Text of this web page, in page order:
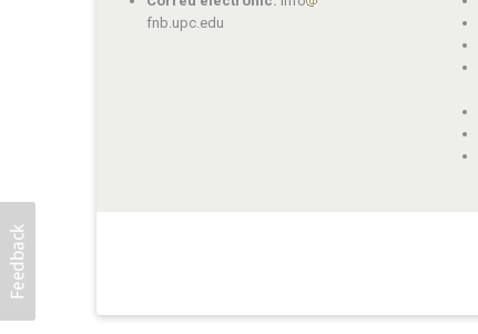
fnb.upc.edu